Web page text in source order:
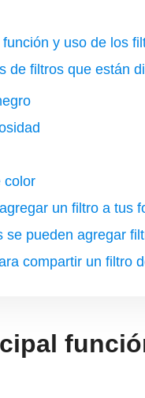
y uso de los
de filtros que están
color
un filtro a tus
se pueden agregar
compartir un filtro